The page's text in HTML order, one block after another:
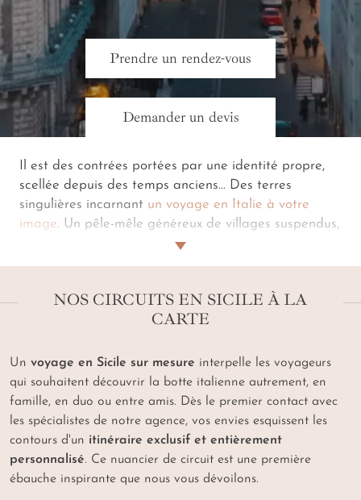
Prendre un rendez-vous
Demander un devis
Il est des contrées portées par une identité propre,
scellée depuis des temps anciens… Des terres
singulières incarnant un voyage en Italie à votre
image. Un pêle-mêle généreux de villages suspendus,
falaises ciselées, rivages ourlés de cristal, s'illustre
pureté des plages blondes de Trapani, au sable
Forgia Vecchia
acidulés des oranges sanguines sur les étals de
marchés et les notes fraîches du maquis de la
réserve naturelle de Zingaro . Lors d'un voyage en
Sicile sur mesure, ce sont les vues imprenables des
pentes de l' Etnaqui vous cueillent et le passé
millénaire des vestiges romains et grecs qui vous ravi.
Au cœur de ce creuset, nos concierges vous
NOS CIRCUITS EN SICILE À LA
CARTE
Un voyage en Sicile sur mesure interpelle les voyageurs
qui souhaitent découvrir la botte italienne autrement, en
famille, en duo ou entre amis. Dès le premier contact avec
les spécialistes de notre agence, vos envies esquissent les
contours d'un itinéraire exclusif et entièrement
personnalisé. Ce nuancier de circuit est une première
ébauche inspirante que nous vous dévoilons.